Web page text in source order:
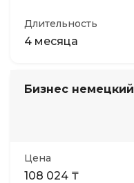
Длительность
4 месяца
Бизнес немецкий
Цена
108 024 ₸